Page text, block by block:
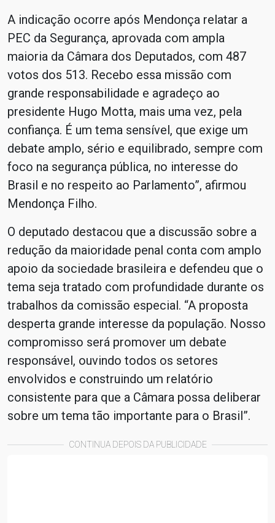
A indicação ocorre após Mendonça relatar a
PEC da Segurança, aprovada com ampla
maioria da Câmara dos Deputados, com 487
votos dos 513. Recebo essa missão com
grande responsabilidade e agradeço ao
presidente Hugo Motta, mais uma vez, pela
confiança. É um tema sensível, que exige um
debate amplo, sério e equilibrado, sempre com
foco na segurança pública, no interesse do
Brasil e no respeito ao Parlamento”, afirmou
Mendonça Filho.
O deputado destacou que a discussão sobre a
redução da maioridade penal conta com amplo
apoio da sociedade brasileira e defendeu que o
tema seja tratado com profundidade durante os
trabalhos da comissão especial. “A proposta
desperta grande interesse da população. Nosso
compromisso será promover um debate
responsável, ouvindo todos os setores
envolvidos e construindo um relatório
consistente para que a Câmara possa deliberar
sobre um tema tão importante para o Brasil”.
CONTINUA DEPOIS DA PUBLICIDADE